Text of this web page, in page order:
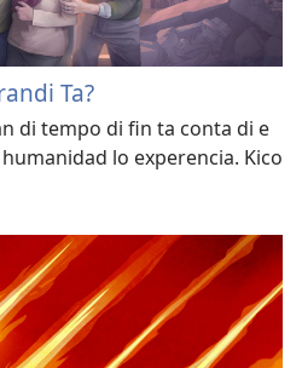
Ta?
di tempo di fin ta conta di e
lo experencia. Kico